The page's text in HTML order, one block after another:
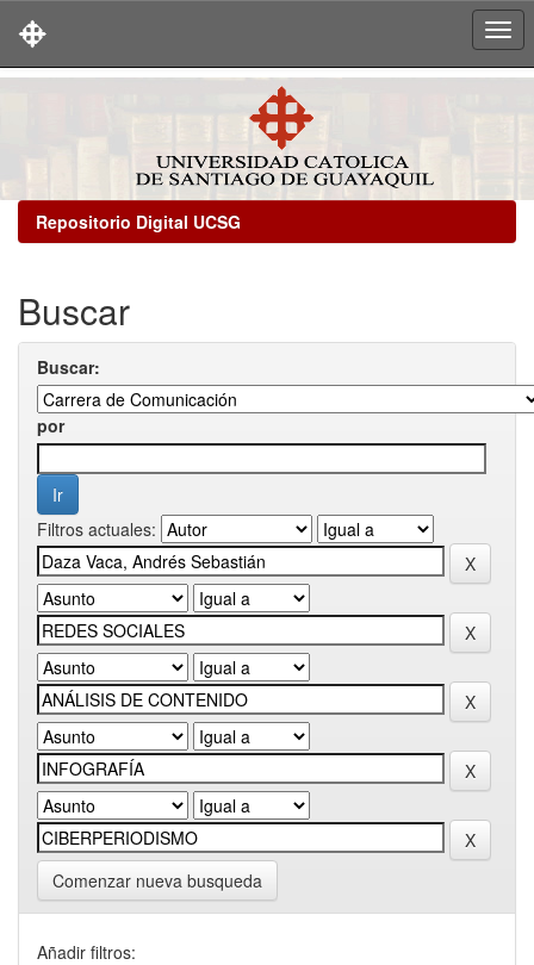
Repositorio Digital UCSG
Buscar
Buscar:
por
Filtros actuales:
Comenzar nueva busqueda
Añadir filtros: